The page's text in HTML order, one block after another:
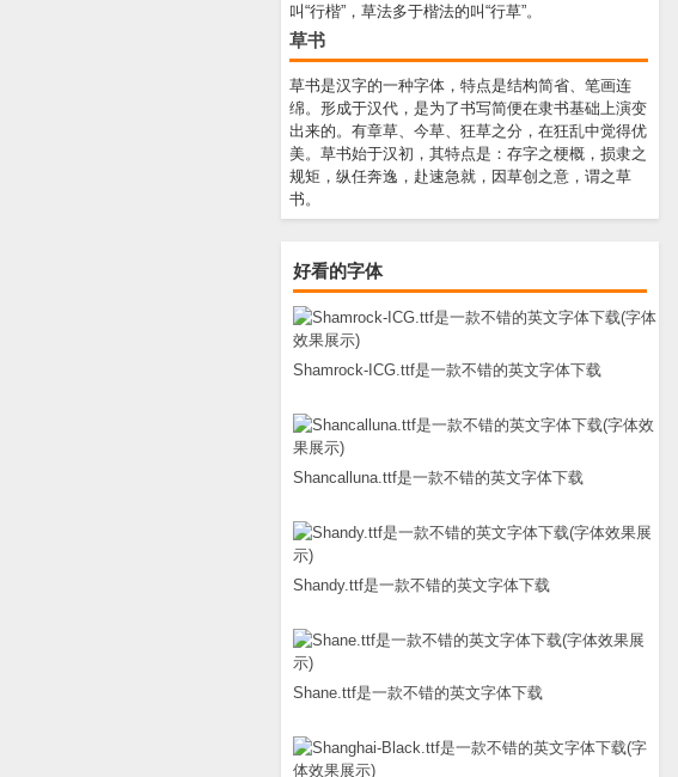
叫“行楷”，草法多于楷法的叫“行草”。
草书
草书是汉字的一种字体，特点是结构简省、笔画连
绵。形成于汉代，是为了书写简便在隶书基础上演变
出来的。有章草、今草、狂草之分，在狂乱中觉得优
美。草书始于汉初，其特点是：存字之梗概，损隶之
规矩，纵任奔逸，赴速急就，因草创之意，谓之草
书。
好看的字体
Shamrock-ICG.ttf是一款不错的英文字体下载
Shancalluna.ttf是一款不错的英文字体下载
Shandy.ttf是一款不错的英文字体下载
Shane.ttf是一款不错的英文字体下载